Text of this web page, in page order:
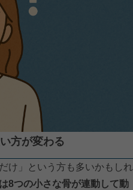
方が変わる
け」という方も多いかもしれ
8つの小さな骨が連動して動